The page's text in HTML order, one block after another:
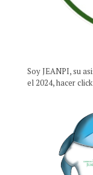
Soy JEANPI, su
el 2024, hacer